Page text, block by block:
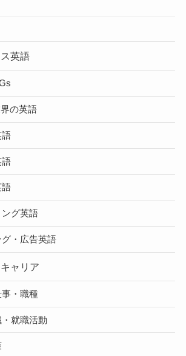
英語
の英語
語
語
語
グ英語
・広告英語
ャリア
・職種
就職活動